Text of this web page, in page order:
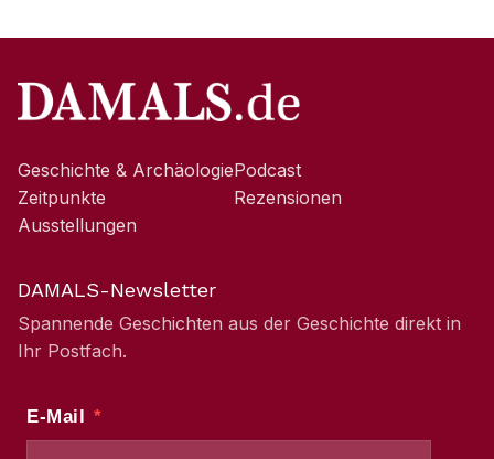
Geschichte & Archäologie
Zeitpunkte
Ausstellungen
Podcast
Rezensionen
DAMALS-Newsletter
Spannende Geschichten aus der Geschichte direkt in
Ihr Postfach.